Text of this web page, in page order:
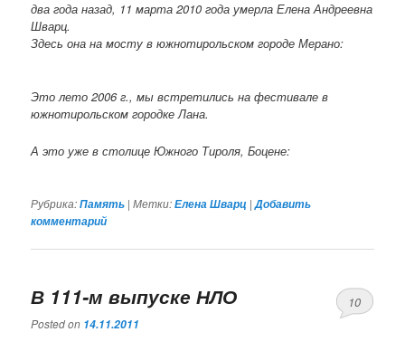
два года назад, 11 марта 2010 года умерла Елена Андреевна
Шварц.
Здесь она на мосту в южнотирольском городе Мерано:
Это лето 2006 г., мы встретились на фестивале в
южнотирольском городке Лана.
А это уже в столице Южного Тироля, Боцене:
Рубрика:Память |Метки:Елена Шварц |Добавить
комментарий
В 111-м выпуске НЛО
Posted on 14.11.2011
10